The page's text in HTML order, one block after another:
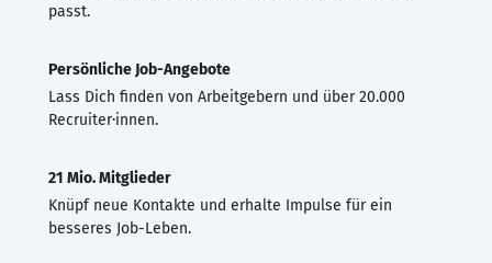
passt.
Persönliche Job-Angebote
Lass Dich finden von Arbeitgebern und über 20.000
Recruiter·innen.
21 Mio. Mitglieder
Knüpf neue Kontakte und erhalte Impulse für ein
besseres Job-Leben.